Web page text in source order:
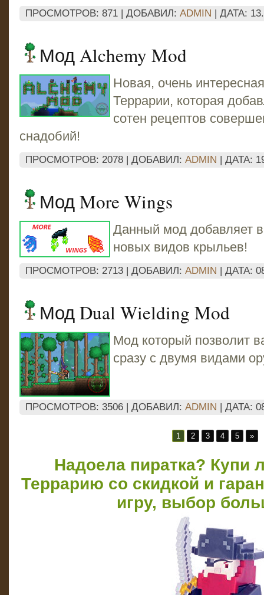
ПРОСМОТРОВ: 871 | ДОБАВИЛ: ADMIN | ДАТА:
Мод Alchemy Mod
Новая, очень
Террарии, которая
сотен рецептов
снадобий!
ПРОСМОТРОВ: 2078 | ДОБАВИЛ: ADMIN | ДАТА:
Мод More Wings
Данный мод добавляет в
новых видов крыльев!
ПРОСМОТРОВ: 2713 | ДОБАВИЛ: ADMIN | ДАТА:
Мод Dual Wielding Mod
Мод который позволит
сразу с двумя видами
ПРОСМОТРОВ: 3506 | ДОБАВИЛ: ADMIN | ДАТА:
1 2 3 4 5 »
Надоела пиратка? Купи
Террарию со скидкой и
игру, выбор